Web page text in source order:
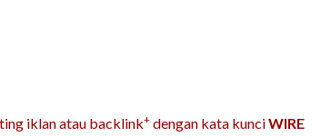
iklan atau backlink+ dengan kata kunciWIRE